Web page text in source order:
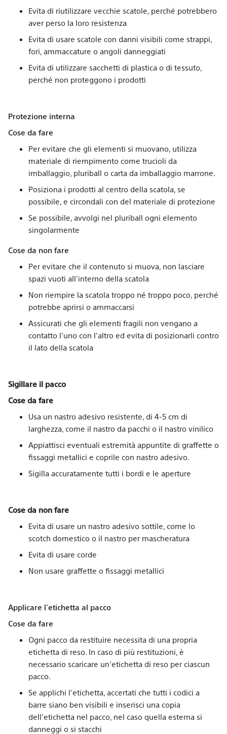
Evita di riutilizzare vecchie scatole, perché potrebbero
aver perso la loro resistenza
Evita di usare scatole con danni visibili come strappi,
fori, ammaccature o angoli danneggiati
Evita di utilizzare sacchetti di plastica o di tessuto,
perché non proteggono i prodotti
Protezione interna
Cose da fare
Per evitare che gli elementi si muovano, utilizza
materiale di riempimento come trucioli da
imballaggio, pluriball o carta da imballaggio marrone.
Posiziona i prodotti al centro della scatola, se
possibile, e circondali con del materiale di protezione
Se possibile, avvolgi nel pluriball ogni elemento
singolarmente
Cose da non fare
Per evitare che il contenuto si muova, non lasciare
spazi vuoti all'interno della scatola
Non riempire la scatola troppo né troppo poco, perché
potrebbe aprirsi o ammaccarsi
Assicurati che gli elementi fragili non vengano a
contatto l'uno con l'altro ed evita di posizionarli contro
il lato della scatola
Sigillare il pacco
Cose da fare
Usa un nastro adesivo resistente, di 4-5 cm di
larghezza, come il nastro da pacchi o il nastro vinilico
Appiattisci eventuali estremità appuntite di graffette o
fissaggi metallici e coprile con nastro adesivo.
Sigilla accuratamente tutti i bordi e le aperture
Cose da non fare
Evita di usare un nastro adesivo sottile, come lo
scotch domestico o il nastro per mascheratura
Evita di usare corde
Non usare graffette o fissaggi metallici
Applicare l'etichetta al pacco
Cose da fare
Ogni pacco da restituire necessita di una propria
etichetta di reso. In caso di più restituzioni, è
necessario scaricare un'etichetta di reso per ciascun
pacco.
Se applichi l'etichetta, accertati che tutti i codici a
barre siano ben visibili e inserisci una copia
dell'etichetta nel pacco, nel caso quella esterna si
danneggi o si stacchi